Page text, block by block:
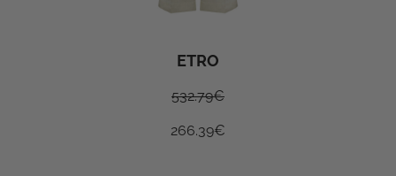
ETRO
532.79€
266.39€